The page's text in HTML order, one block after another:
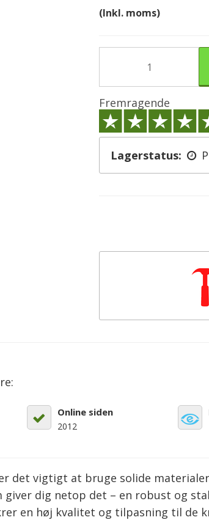
(Inkl. moms)
Fremragende
Lagerstatus:
Online siden
2012
det vigtigt at bruge solide
dig netop det – en robust og
en høj kvalitet og tilpasning til de